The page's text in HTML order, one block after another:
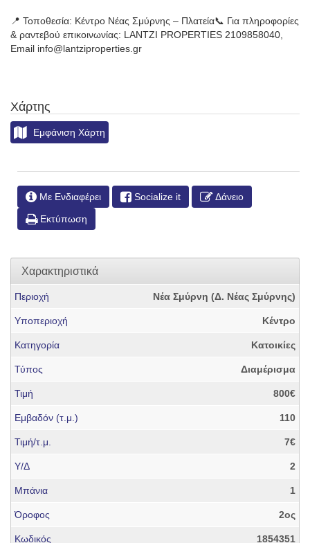
📍 Τοποθεσία: Κέντρο Νέας Σμύρνης – Πλατεία📞 Για πληροφορίες
& ραντεβού επικοινωνίας: LANTZI PROPERTIES 2109858040,
Email info@lantziproperties.gr
Χάρτης
Εμφάνιση Χάρτη
Με Ενδιαφέρει Socialize it
Δάνειο
Εκτύπωση
Χαρακτηριστικά
Περιοχή Νέα Σμύρνη (Δ. Νέας Σμύρνης)
Υποπεριοχή Κέντρο
Κατηγορία Κατοικίες
Τύπος Διαμέρισμα
Τιμή 800€
Εμβαδόν (τ.μ.) 110
Τιμή/τ.μ. 7€
Υ/Δ 2
Μπάνια 1
Όροφος 2ος
Κωδικός 1854351